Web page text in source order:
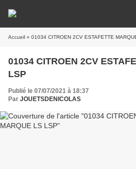
Accueil » 01034 CITROEN 2CV ESTAFETTE
01034 CITROEN 2CV
LSP
Publié le 07/07/2021 à 18:37
Par JOUETSDENICOLAS